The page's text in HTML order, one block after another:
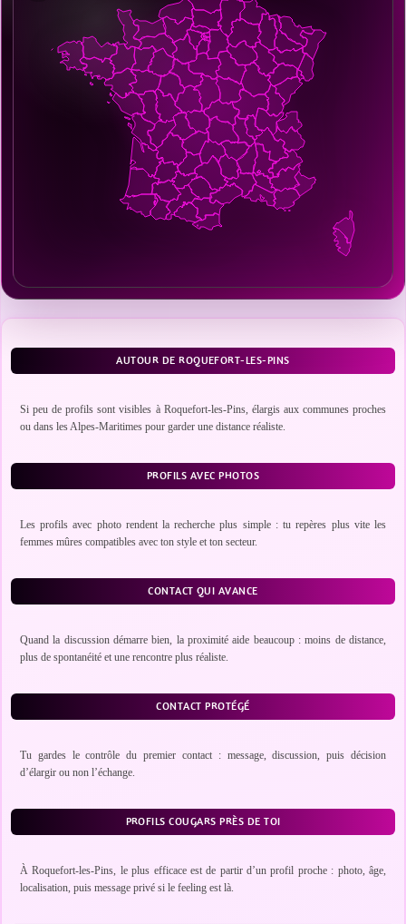
AUTOUR DE ROQUEFORT-LES-PINS
Si peu de profils sont visibles à Roquefort-les-Pins, élargis aux communes proches
ou dans les Alpes-Maritimes pour garder une distance réaliste.
PROFILS AVEC PHOTOS
Les profils avec photo rendent la recherche plus simple : tu repères plus vite les
femmes mûres compatibles avec ton style et ton secteur.
CONTACT QUI AVANCE
Quand la discussion démarre bien, la proximité aide beaucoup : moins de distance,
plus de spontanéité et une rencontre plus réaliste.
CONTACT PROTÉGÉ
Tu gardes le contrôle du premier contact : message, discussion, puis décision
d’élargir ou non l’échange.
PROFILS COUGARS PRÈS DE TOI
À Roquefort-les-Pins, le plus efficace est de partir d’un profil proche : photo, âge,
localisation, puis message privé si le feeling est là.